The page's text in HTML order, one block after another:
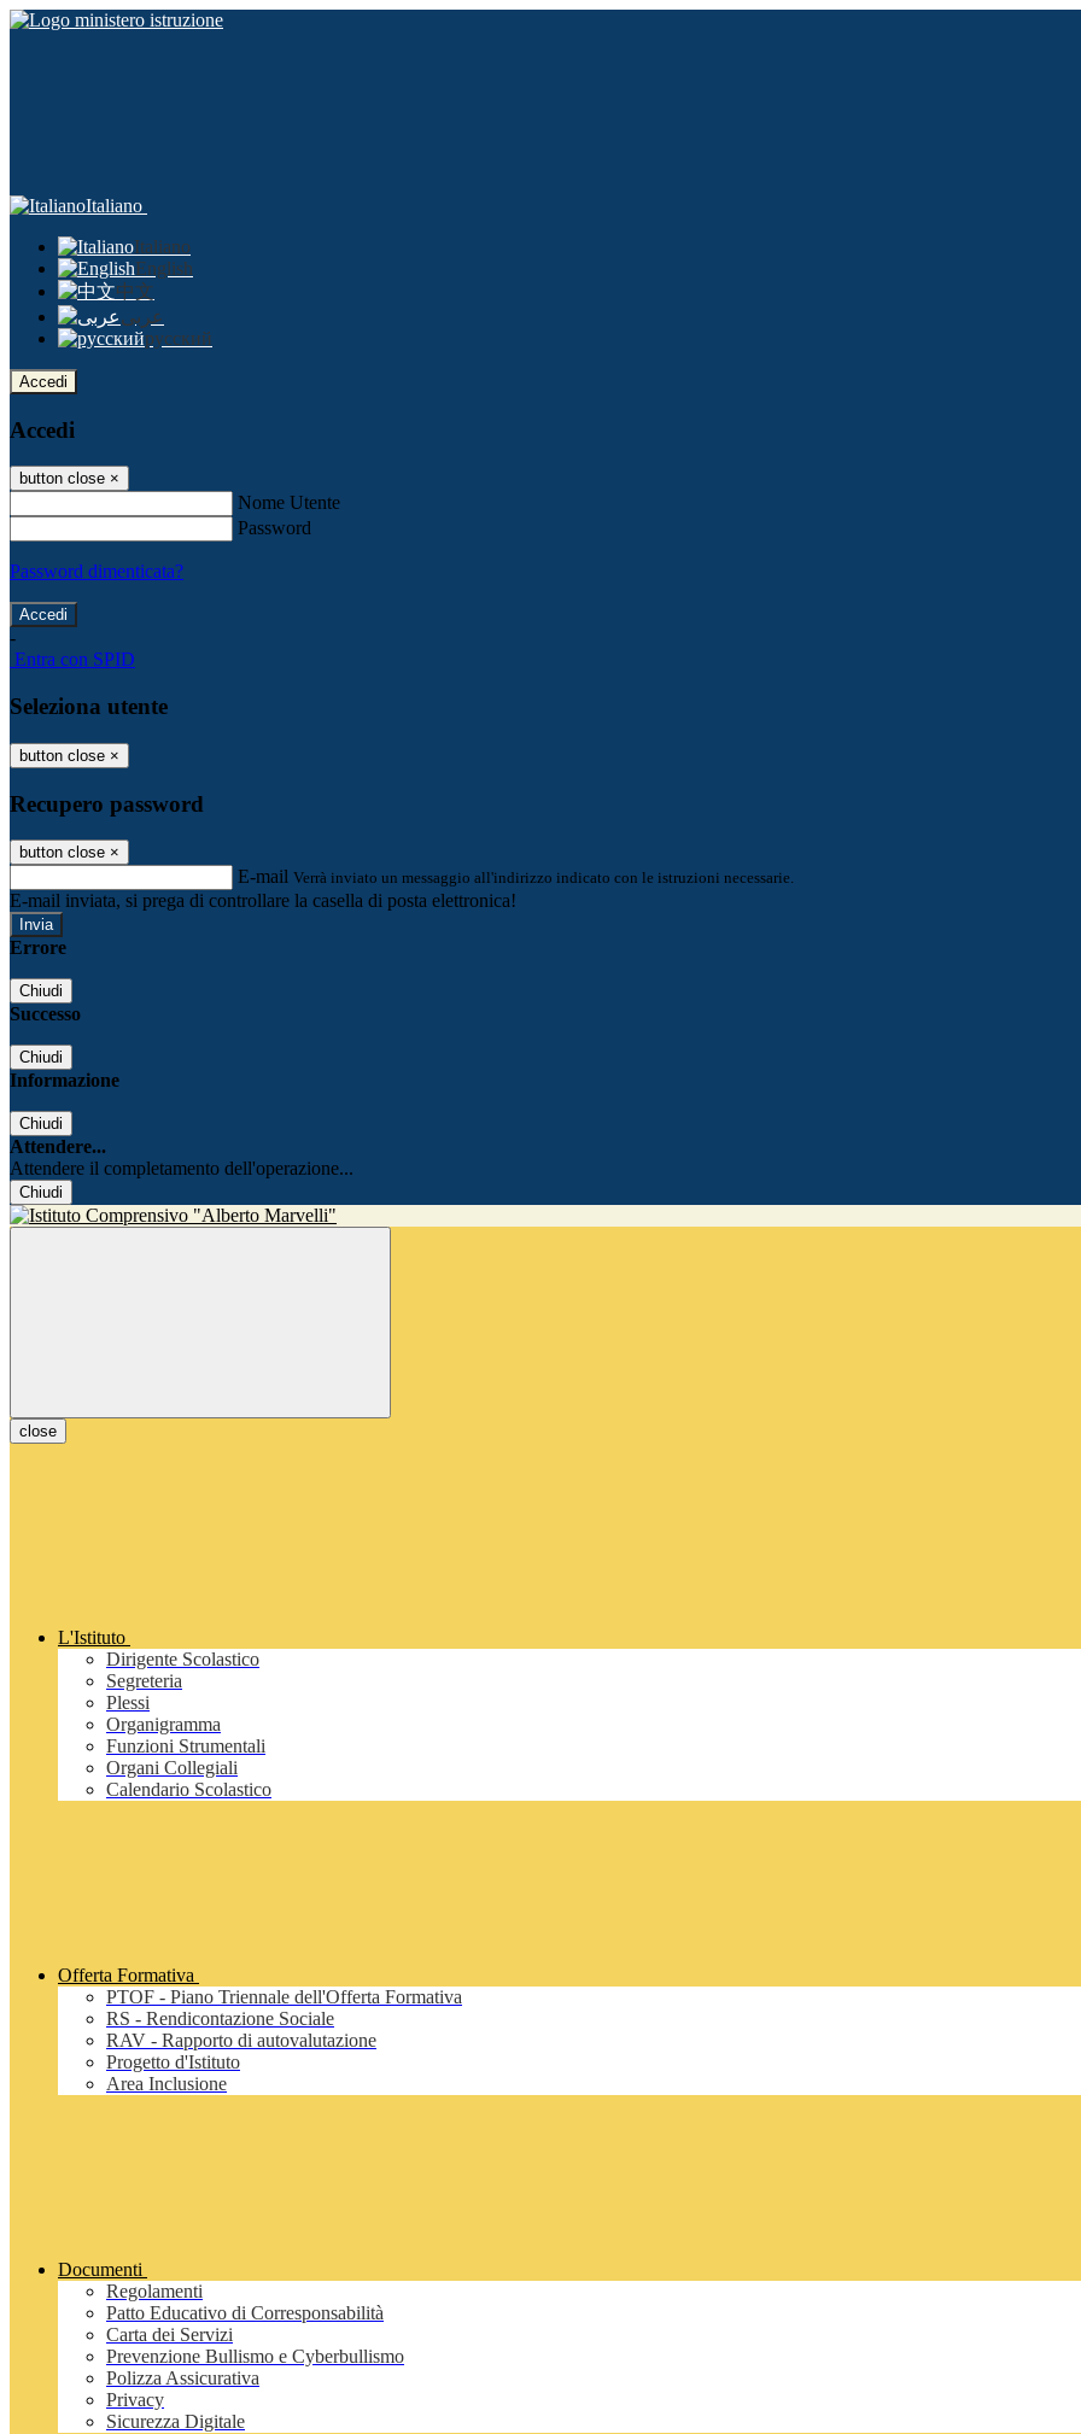
Italiano
Italiano
English
中文
عربى
русский
Accedi
Accedi
button close ×
Nome Utente
Password
Password dimenticata?
-
Entra con SPID
Seleziona utente
button close ×
Recupero password
button close ×
E-mail Verrà inviato un messaggio all'indirizzo indicato con le istruzioni necessarie.
E-mail inviata, si prega di controllare la casella di posta elettronica!
Errore
Chiudi
Successo
Chiudi
Informazione
Chiudi
Attendere...
Attendere il completamento dell'operazione...
Chiudi
close
L'Istituto
Dirigente Scolastico
Segreteria
Plessi
Organigramma
Funzioni Strumentali
Organi Collegiali
Calendario Scolastico
Offerta Formativa
PTOF - Piano Triennale dell'Offerta Formativa
RS - Rendicontazione Sociale
RAV - Rapporto di autovalutazione
Progetto d'Istituto
Area Inclusione
Documenti
Regolamenti
Patto Educativo di Corresponsabilità
Carta dei Servizi
Prevenzione Bullismo e Cyberbullismo
Polizza Assicurativa
Privacy
Sicurezza Digitale